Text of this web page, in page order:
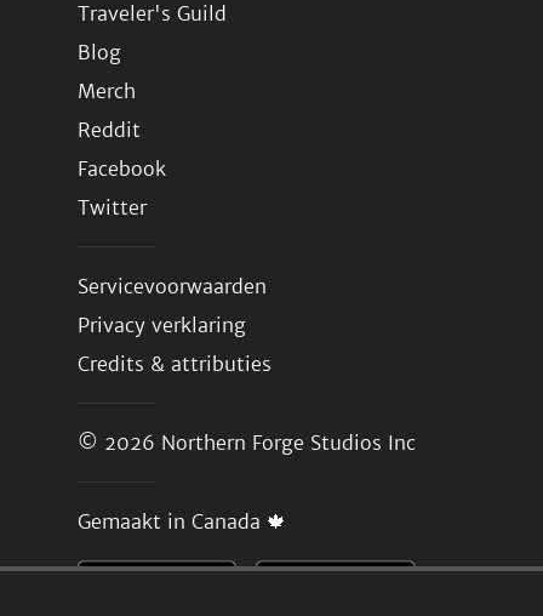
Traveler's Guild
Blog
Merch
Reddit
Facebook
Twitter
Servicevoorwaarden
Privacy verklaring
Credits & attributies
© 2026 Northern Forge Studios Inc
Gemaakt in Canada 🍁